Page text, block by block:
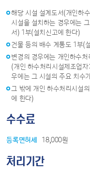
해당 시설 설계도서(개인하
시설을 설치하는 경우에는
서) 1부(설치신고에 한다)
건물 등의 배수 계통도 1부(
변경의 경우에는 개인하수
(개인 하수처리시설제조업
우에는 그 시설의 주요 치수
그 밖에 개인 하수처리시설
에 한다)
수수료
등록면허세 18,000원
처리기간